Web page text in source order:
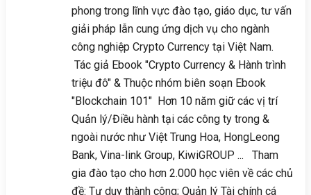
phong trong lĩnh vực đào tạo, giáo dục, tư vấn
giải pháp lẫn cung ứng dịch vụ cho ngành
công nghiệp Crypto Currency tại Việt Nam.
Tác giả Ebook "Crypto Currency & Hành trình
triệu đô" & Thuộc nhóm biên soạn Ebook
"Blockchain 101" Hơn 10 năm giữ các vị trí
Quản lý/Điều hành tại các công ty trong &
ngoài nước như Việt Trung Hoa, HongLeong
Bank, Vina-link Group, KiwiGROUP ... Tham
gia đào tạo cho hơn 2.000 học viên về các chủ
đề: Tư duy thành công; Quản lý Tài chính cá